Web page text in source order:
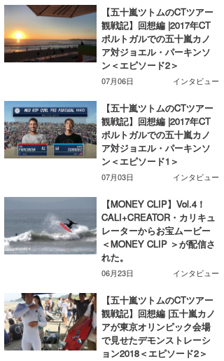
【五十嵐ツトムのCTツアー
観戦記】回想編 |2017年CT
ポルトガルでの五十嵐カノ
ア対ジョエル・パーキンソ
ン＜エピソード2＞
07月06日 インタビュー
【五十嵐ツトムのCTツアー
観戦記】回想編 |2017年CT
ポルトガルでの五十嵐カノ
ア対ジョエル・パーキンソ
ン＜エピソード1＞
07月03日 インタビュー
【MONEY CLIP】Vol.4！
CALI+CREATOR・カリキュ
レーターからお宝ムービー
＜MONEY CLIP ＞が配信さ
れた。
06月23日 インタビュー
【五十嵐ツトムのCTツアー
観戦記】回想編 |五十嵐カノ
アが東京オリンピック会場
で見せたデモンストレーシ
ョン2018＜エピソード2＞